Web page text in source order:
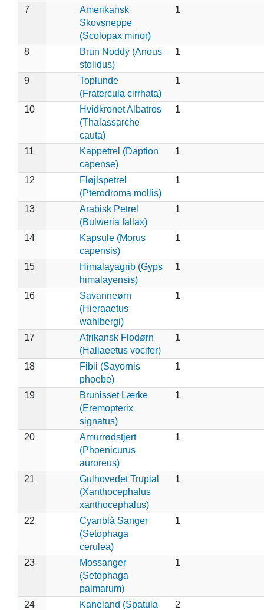
7
Amerikansk
Skovsneppe
(Scolopax minor)
1
8
Brun Noddy (Anous
stolidus)
1
9
Toplunde
(Fratercula cirrhata)
1
10
Hvidkronet Albatros
(Thalassarche
cauta)
1
11
Kappetrel (Daption
capense)
1
12
Fløjlspetrel
(Pterodroma mollis)
1
13
Arabisk Petrel
(Bulweria fallax)
1
14
Kapsule (Morus
capensis)
1
15
Himalayagrib (Gyps
himalayensis)
1
16
Savanneørn
(Hieraaetus
wahlbergi)
1
17
Afrikansk Flodørn
(Haliaeetus vocifer)
1
18
Fibii (Sayornis
phoebe)
1
19
Brunisset Lærke
(Eremopterix
signatus)
1
20
Amurrødstjert
(Phoenicurus
auroreus)
1
21
Gulhovedet Trupial
(Xanthocephalus
xanthocephalus)
1
22
Cyanblå Sanger
(Setophaga
cerulea)
1
23
Mossanger
(Setophaga
palmarum)
1
24
Kaneland (Spatula
2